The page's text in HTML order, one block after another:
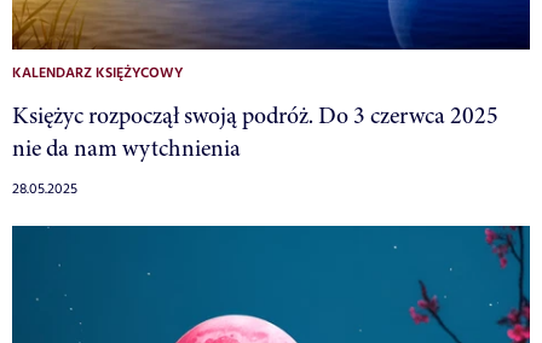
KALENDARZ KSIĘŻYCOWY
Księżyc rozpoczął swoją podróż. Do 3 czerwca 2025
nie da nam wytchnienia
28.05.2025